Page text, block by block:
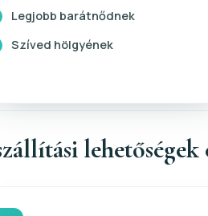
Legjobb barátnődnek
Szíved hölgyének
lehetőségek